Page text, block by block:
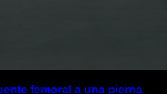
femoral a una pierna